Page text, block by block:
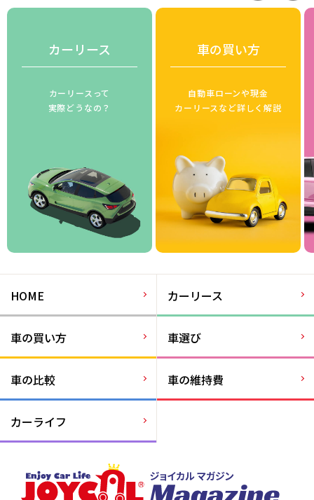
カーリース
カーリースって
実際どうなの？
車の買い方
自動車ローンや現金
カーリースなど詳しく解説
HOME カーリース
車の買い方 車選び
車の比較 車の維持費
カーライフ